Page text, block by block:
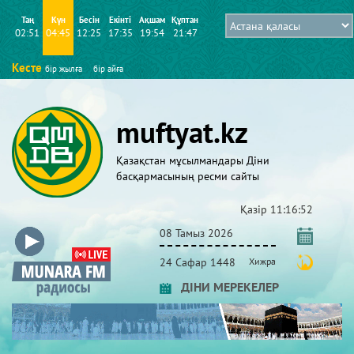
Таң
02:51
Күн
04:45
Бесін
12:25
Екінті
17:35
Ақшам
19:54
Құптан
21:47
Кесте бір жылға бір айға
muftyat.kz
Қазақстан мұсылмандары Діни
басқармасының ресми сайты
Қазір 11:16:52
08 Тамыз 2026
24 Сафар 1448 Хижра
ДІНИ МЕРЕКЕЛЕР